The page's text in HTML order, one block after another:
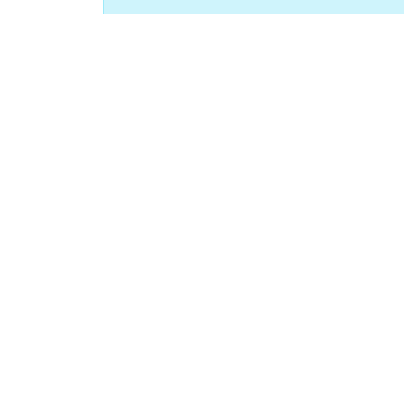
15:16 | Ezine’de Otizm